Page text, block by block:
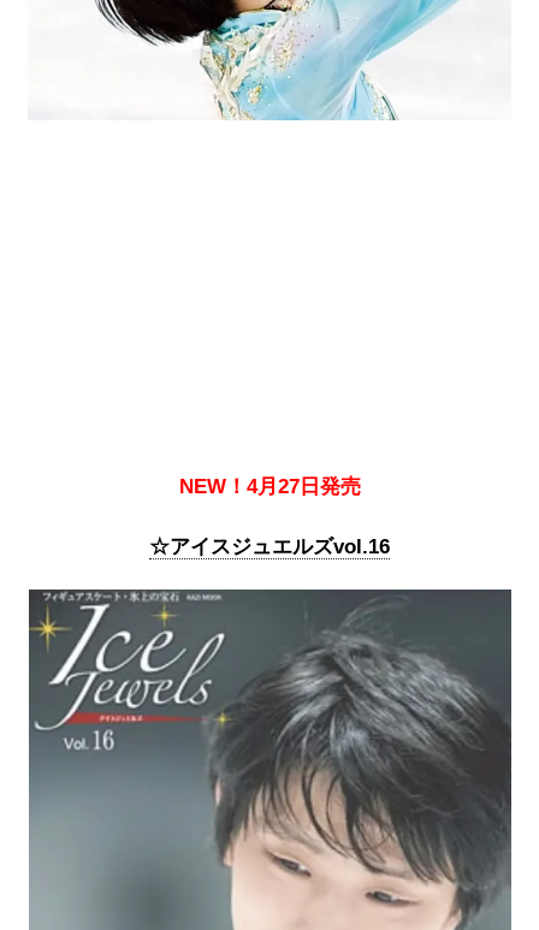
NEW！4月27日発売
☆アイスジュエルズvol.16